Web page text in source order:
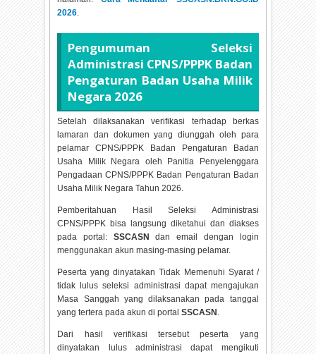
2026.
Pengumuman Seleksi
Administrasi CPNS/PPPK Badan
Pengaturan Badan Usaha Milik
Negara 2026
Setelah dilaksanakan verifikasi terhadap berkas
lamaran dan dokumen yang diunggah oleh para
pelamar CPNS/PPPK Badan Pengaturan Badan
Usaha Milik Negara oleh Panitia Penyelenggara
Pengadaan CPNS/PPPK Badan Pengaturan Badan
Usaha Milik Negara Tahun2026.
Pemberitahuan Hasil Seleksi Administrasi
CPNS/PPPK bisa langsung diketahui dan diakses
pada portal: SSCASN
dan email dengan login
menggunakan akun masing-masing pelamar.
Peserta yang dinyatakan Tidak Memenuhi Syarat /
tidak lulus seleksi administrasi dapat mengajukan
Masa Sanggah yang dilaksanakan pada tanggal
yang tertera pada akun di portalSSCASN .
Dari hasil verifikasi tersebut peserta yang
dinyatakan lulus administrasi dapat mengikuti